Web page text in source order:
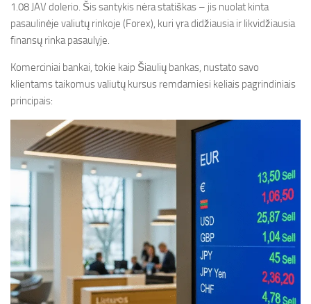
1.08 JAV dolerio. Šis santykis nėra statiškas – jis nuolat kinta
pasaulinėje valiutų rinkoje (Forex), kuri yra didžiausia ir likvidžiausia
finansų rinka pasaulyje.
Komerciniai bankai, tokie kaip Šiaulių bankas, nustato savo
klientams taikomus valiutų kursus remdamiesi keliais pagrindiniais
principais: